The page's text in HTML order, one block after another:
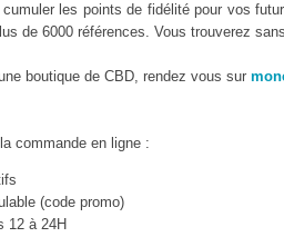
les points de fidélité pour vos
de 6000 références. Vous trouverez
boutique de CBD, rendez vous sur
commande en ligne :
(code promo)
12 à 24H